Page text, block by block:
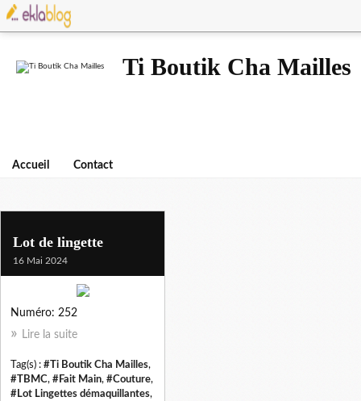
Ti Boutik Cha Mailles
Accueil Contact
tbmc
Lot de lingette
16 Mai 2024
Numéro: 252
Lire la suite
Tag(s) : #Ti Boutik Cha Mailles,
#TBMC, #Fait Main, #Couture,
#Lot Lingettes démaquillantes,